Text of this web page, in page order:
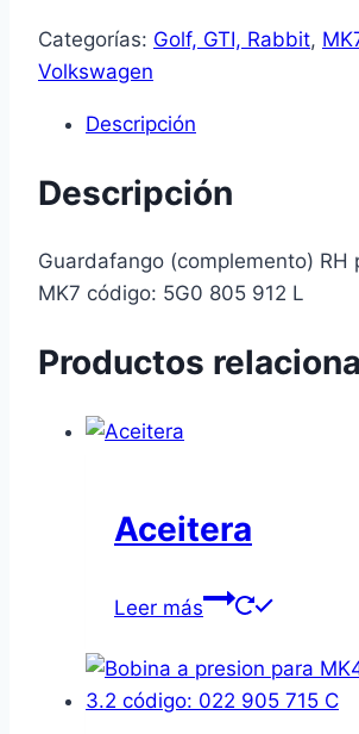
Categorías: Golf, GTI, Rabbit,
Volkswagen
Descripción
Descripción
Guardafango (complemento) RH
MK7 código: 5G0 805 912 L
Productos
Aceitera
Leer más